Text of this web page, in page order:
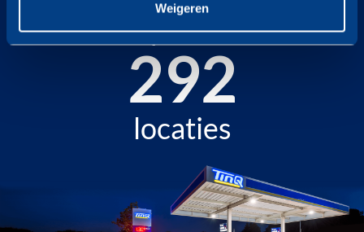
Weigeren
op naar
342
locaties